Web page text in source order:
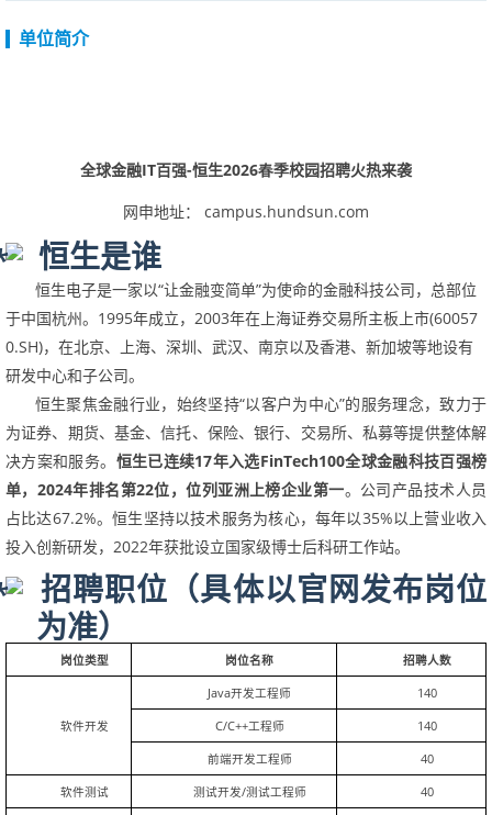
单位简介
全球金融IT百强-恒生2026春季校园招聘火热来袭
网申地址： campus.hundsun.com
恒生是谁
恒生电子是一家以“让金融变简单”为使命的金融科技公司，总部位
于中国杭州。 1995年成立， 2003年在上海证券交易所主板上市(60057
0.SH)，在北京、上海、深圳、武汉、南京以及香港、新加坡等地设有
研发中心和子公司。
恒生聚焦金融行业，始终坚持“以客户为中心”的服务理念，致力于
为证券、期货、基金、信托、保险、银行、交易所、私募等提供整体解
决方案和服务。 恒生已连续17年入选FinTech100全球金融科技百强榜
单， 2024年排名第22位，位列亚洲上榜企业第一。公司产品技术人员
占比达67.2%。恒生坚持以技术服务为核心，每年以35%以上营业收入
投入创新研发， 2022年获批设立国家级博士后科研工作站。
招聘职位（具体以官网发布岗位
为准）
岗位类型 岗位名称 招聘人数
软件开发
Java开发工程师 140
C/C++工程师 140
前端开发工程师 40
软件测试 测试开发/测试工程师 40